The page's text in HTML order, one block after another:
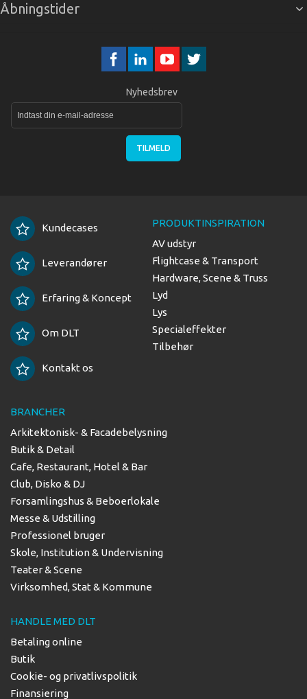
Åbningstider
Nyhedsbrev
TILMELD
Kundecases
Leverandører
Erfaring & Koncept
Om DLT
Kontakt os
PRODUKTINSPIRATION
AV udstyr
Flightcase & Transport
Hardware, Scene & Truss
Lyd
Lys
Specialeffekter
Tilbehør
BRANCHER
Arkitektonisk- & Facadebelysning
Butik & Detail
Cafe, Restaurant, Hotel & Bar
Club, Disko & DJ
Forsamlingshus & Beboerlokale
Messe & Udstilling
Professionel bruger
Skole, Institution & Undervisning
Teater & Scene
Virksomhed, Stat & Kommune
HANDLE MED DLT
Betaling online
Butik
Cookie- og privatlivspolitik
Finansiering